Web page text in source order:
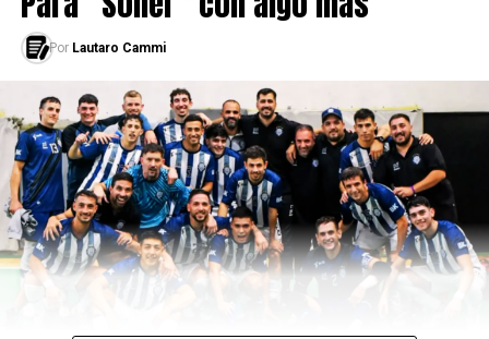
Por Lautaro Cammi